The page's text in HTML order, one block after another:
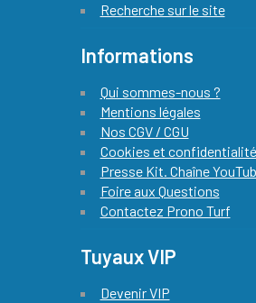
Recherche sur le site
Informations
Qui sommes-nous ?
Mentions légales
Nos CGV / CGU
Cookies et confidentialité
Presse Kit. Chaîne
Foire aux Questions
Contactez Prono Turf
Tuyaux VIP
Devenir VIP